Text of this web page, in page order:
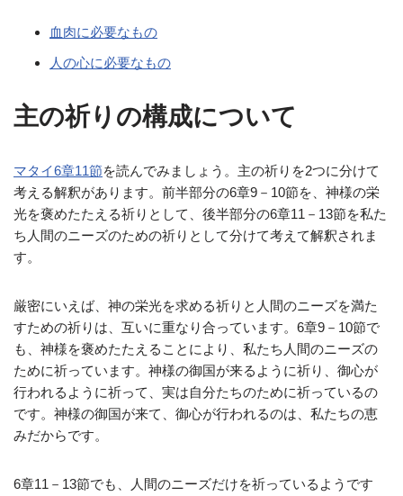
血肉に必要なもの
人の心に必要なもの
主の祈りの構成について
マタイ6章11節を読んでみましょう。主の祈りを2つに分けて
考える解釈があります。前半部分の6章9－10節を、神様の栄
光を褒めたたえる祈りとして、後半部分の6章11－13節を私た
ち人間のニーズのための祈りとして分けて考えて解釈されま
す。
厳密にいえば、神の栄光を求める祈りと人間のニーズを満た
すための祈りは、互いに重なり合っています。6章9－10節で
も、神様を褒めたたえることにより、私たち人間のニーズの
ために祈っています。神様の御国が来るように祈り、御心が
行われるように祈って、実は自分たちのために祈っているの
です。神様の御国が来て、御心が行われるのは、私たちの恵
みだからです。
6章11－13節でも、人間のニーズだけを祈っているようです